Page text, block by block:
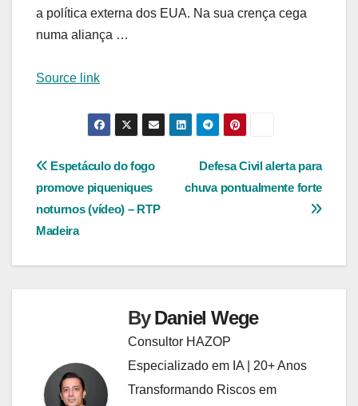
a política externa dos EUA. Na sua crença cega
numa aliança …
Source link
Navegação
de
Post
Defesa Civil alerta para
chuva pontualmente forte
Espetáculo do fogo
promove piqueniques
noturnos (vídeo) – RTP
Madeira
ByDaniel Wege
Consultor HAZOP
Especializado em IA | 20+ Anos
Transformando Riscos em